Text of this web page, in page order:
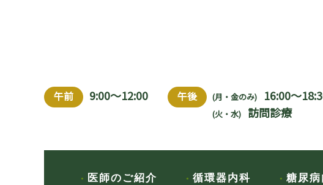
午前 9:00～12:00 午後 (月・金のみ) 16:00～
(火・水) 訪問診療
医師のご紹介 循環器内科 糖尿